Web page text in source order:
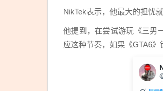
NikTek表示，他最大的担忧
他提到，在尝试游玩《三男
应这种节奏，如果《GTA6》